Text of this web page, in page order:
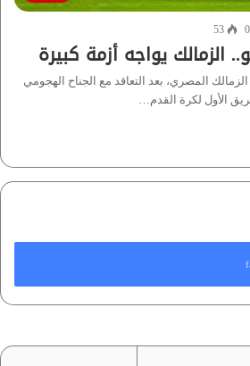
0
53
يواجه أزمة كبيرة
المصري، بعد التعاقد مع الجناح الهجومي
الأول لكرة القدم…